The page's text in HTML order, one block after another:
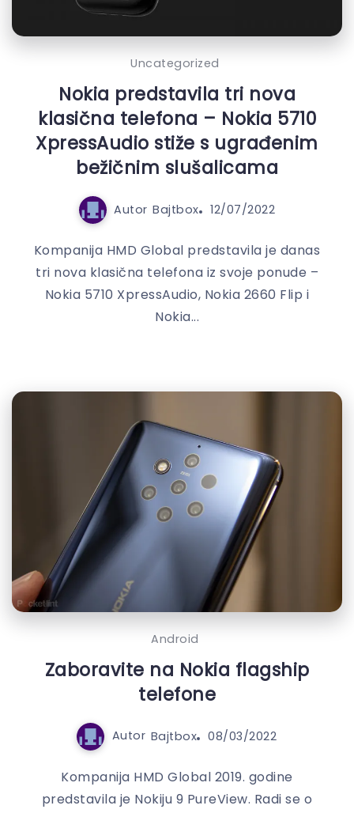
Uncategorized
Nokia predstavila tri nova
klasična telefona – Nokia 5710
XpressAudio stiže s ugrađenim
bežičnim slušalicama
Autor Bajtbox 12/07/2022
Kompanija HMD Global predstavila je danas
tri nova klasična telefona iz svoje ponude –
Nokia 5710 XpressAudio, Nokia 2660 Flip i
Nokia...
Android
Zaboravite na Nokia flagship
telefone
Autor Bajtbox 08/03/2022
Kompanija HMD Global 2019. godine
predstavila je Nokiju 9 PureView. Radi se o